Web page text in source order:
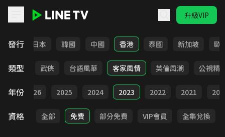
升級VIP
發行
台灣 日本 韓國 中國 香港 泰國 新加坡 歐
類型
時代 武俠 台語風華 客家風情 英倫風潮 公視精
年份
部 2026 2025 2024 2023 2022 2021
資格 全部 免費 部分免費 VIP會員 全集兌換